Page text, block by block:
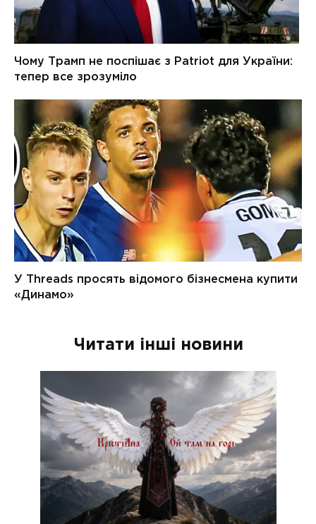
Читати інші новини